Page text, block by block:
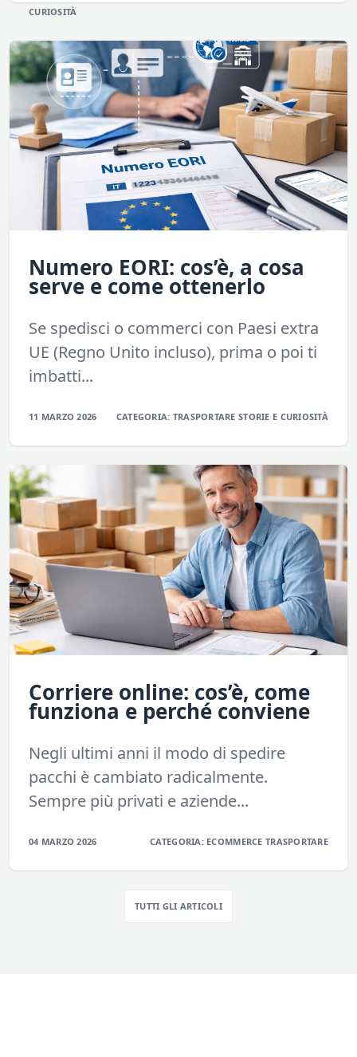
CURIOSITÀ
Numero EORI: cos’è, a cosa
serve e come ottenerlo
Se spedisci o commerci con Paesi extra
UE (Regno Unito incluso), prima o poi ti
imbatti...
11 MARZO 2026 CATEGORIA: TRASPORTARESTORIE E CURIOSITÀ
Corriere online: cos’è, come
funziona e perché conviene
Negli ultimi anni il modo di spedire
pacchi è cambiato radicalmente.
Sempre più privati e aziende...
04 MARZO 2026 CATEGORIA: ECOMMERCE TRASPORTARE
TUTTI GLI ARTICOLI